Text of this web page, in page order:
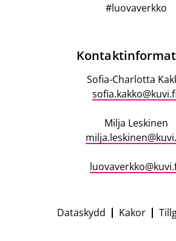
#luovaverkko
information
Sofia-Charlotta
sofia.kakko@kuvi.fi
Milja Leskinen
CampaignDataskydd Kakor